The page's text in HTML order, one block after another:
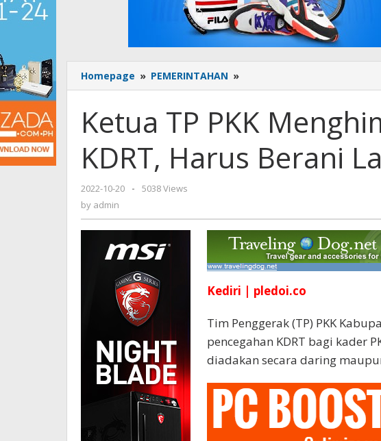
Homepage » PEMERINTAHAN »
TP
Menghimbau
Bila
Alami
KDRT,
Ketua TP PKK
KDRT, Harus Berani
2022-10-20
by
-
5038 Views
by admin
Kediri | pledoi.co
Tim Penggerak (TP) PKK
pencegahan KDRT bagi kader
diadakan secara daring